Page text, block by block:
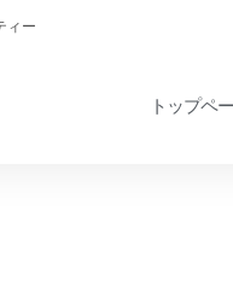
ィー
トップペ